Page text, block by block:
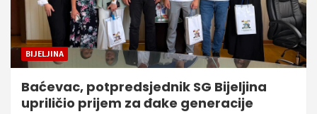
BIJELJINA
Baćevac, potpredsjednik SG Bijeljina
upriličio prijem za đake generacije